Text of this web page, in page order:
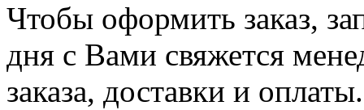
Чтобы оформить заказ,
дня с Вами свяжется
заказа, доставки и оплаты.